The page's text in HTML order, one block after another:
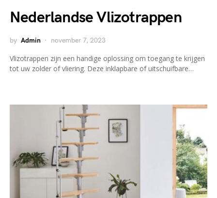
Nederlandse Vlizotrappen
by Admin november 7, 2023
Vlizotrappen zijn een handige oplossing om toegang te krijgen
tot uw zolder of vliering. Deze inklapbare of uitschuifbare…